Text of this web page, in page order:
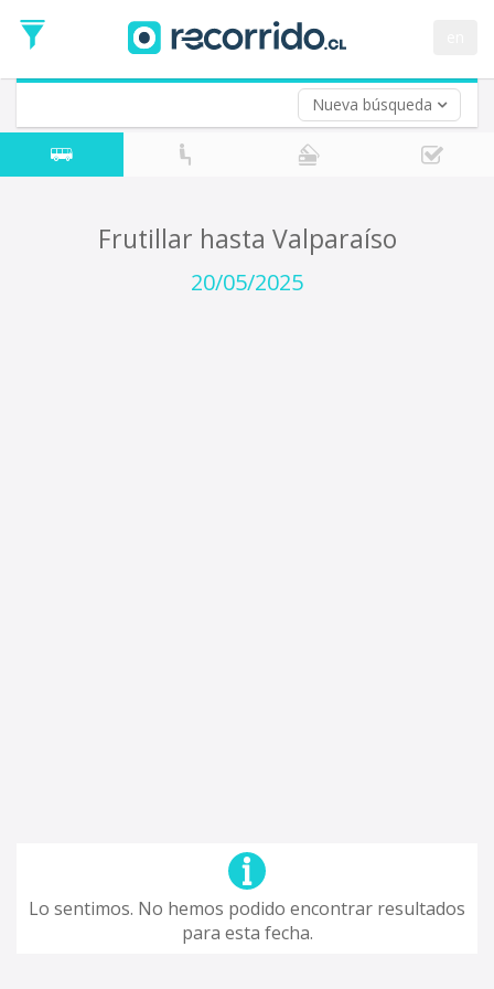
Nueva búsqueda
de
Ida
Vuelta (opcional)
Fecha
de
Frutillar hasta Valparaíso
20/05/2025
Lo sentimos. No hemos podido encontrar resultados
para esta fecha.